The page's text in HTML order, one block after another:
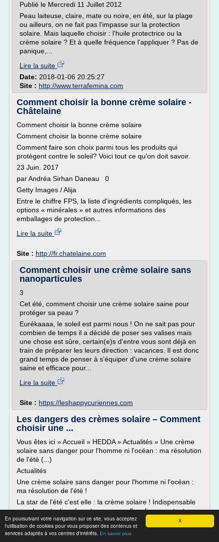
X
En poursuivant votre navigation sur ce site, vous acceptez
l'utilisation de cookies pour vous proposer des contenus et
services adaptés à vos centres d'intérêts. En savoir plus
Publié le Mercredi 11 Juillet 2012
Peau laiteuse, claire, mate ou noire, en été, sur la plage
ou ailleurs, on ne fait pas l'impasse sur la protection
solaire. Mais laquelle choisir : l'huile protectrice ou la
crème solaire ? Et à quelle fréquence l'appliquer ? Pas de
panique,...
Lire la suite
Date: 2018-01-06 20:25:27
Site : http://www.terrafemina.com
Comment choisir la bonne crème solaire -
Châtelaine
Comment choisir la bonne crème solaire
Comment choisir la bonne crème solaire
Comment faire son choix parmi tous les produits qui
protègent contre le soleil? Voici tout ce qu'on doit savoir.
23 Juin. 2017
par Andréa Sirhan Daneau 0
Getty Images / Alija
Entre le chiffre FPS, la liste d'ingrédients compliqués, les
options « minérales » et autres informations des
emballages de protection...
Lire la suite
Site : http://fr.chatelaine.com
Comment choisir une crème solaire sans
nanoparticules
3
Cet été, comment choisir une crème solaire saine pour
protéger sa peau ?
Eurékaaaa, le soleil est parmi nous ! On ne sait pas pour
combien de temps il a décidé de poser ses valises mais
une chose est sûre, certain(e)s d'entre vous sont déjà en
train de préparer les leurs direction : vacances. Il est donc
grand temps de penser à s'équiper d'une crème solaire
saine et efficace pour...
Lire la suite
Site : https://leshappycuriennes.com
Les dangers des crèmes solaire – Comment
choisir une ...
Vous êtes ici » Accueil » HEDDA » Actualités » Une crème
solaire sans danger pour l'homme ni l'océan : ma résolution
de l'été (...)
Actualités
Une crème solaire sans danger pour l'homme ni l'océan :
ma résolution de l'été !
La star de l'été c'est elle : la crème solaire ! Indispensable
pour la protection de notre peau, on l'applique sur tout
notre corps et ce plusieurs...
Lire la suite